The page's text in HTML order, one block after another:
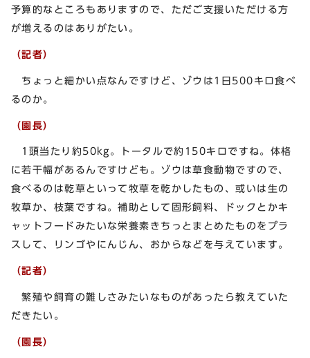
予算的なところもありますので、ただご支援いただける方
が増えるのはありがたい。
（記者）
ちょっと細かい点なんですけど、ゾウは1日500キロ食べ
るのか。
（園長）
1頭当たり約50kg。トータルで約150キロですね。体格
に若干幅があるんですけども。ゾウは草食動物ですので、
食べるのは乾草といって牧草を乾かしたもの、或いは生の
牧草か、枝葉ですね。補助として固形飼料、ドックとかキ
ャットフードみたいな栄養素きちっとまとめたものをプラ
スして、リンゴやにんじん、おからなどを与えています。
（記者）
繁殖や飼育の難しさみたいなものがあったら教えていた
だきたい。
（園長）